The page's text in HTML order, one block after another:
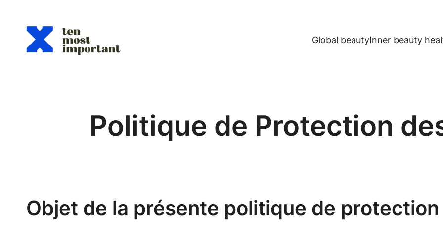
contenu
Global beautyInner beauty
Politique de Protection
Objet de la présente politique de